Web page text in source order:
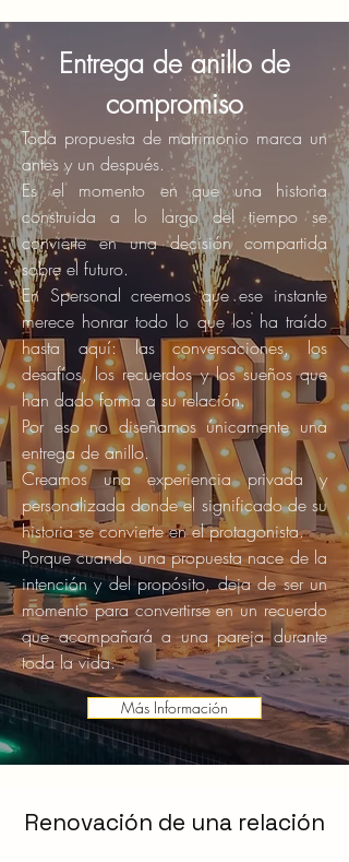
Entrega de anillo de
compromiso
Toda propuesta de matrimonio marca un
antes y un después.
Es el momento en que una historia
construida a lo largo del tiempo se
convierte en una decisión compartida
sobre el futuro.
En Spersonal creemos que ese instante
merece honrar todo lo que los ha traído
hasta aquí: las conversaciones, los
desafíos, los recuerdos y los sueños que
han dado forma a su relación.
Por eso no diseñamos únicamente una
entrega de anillo.
Creamos una experiencia privada y
personalizada donde el significado de su
historia se convierte en el protagonista.
Porque cuando una propuesta nace de la
intención y del propósito, deja de ser un
momento para convertirse en un recuerdo
que acompañará a una pareja durante
toda la vida.
Más Información
Renovación de una relación